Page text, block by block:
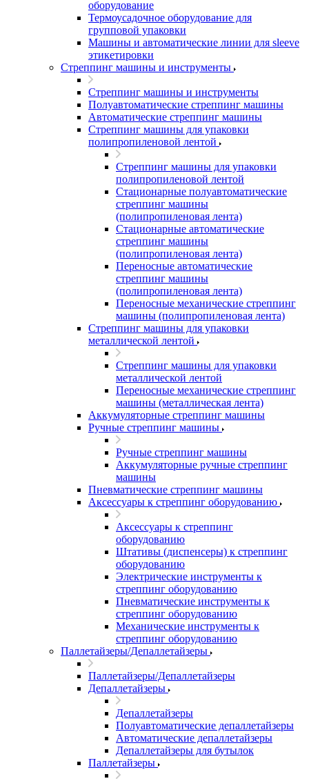
оборудование
Термоусадочное оборудование для
групповой упаковки
Машины и автоматические линии для sleeve
этикетировки
Стреппинг машины и инструменты
Стреппинг машины и инструменты
Полуавтоматические стреппинг машины
Автоматические стреппинг машины
Стреппинг машины для упаковки
полипропиленовой лентой
Стреппинг машины для упаковки
полипропиленовой лентой
Стационарные полуавтоматические
стреппинг машины
(полипропиленовая лента)
Стационарные автоматические
стреппинг машины
(полипропиленовая лента)
Переносные автоматические
стреппинг машины
(полипропиленовая лента)
Переносные механические стреппинг
машины (полипропиленовая лента)
Стреппинг машины для упаковки
металлической лентой
Стреппинг машины для упаковки
металлической лентой
Переносные механические стреппинг
машины (металлическая лента)
Аккумуляторные стреппинг машины
Ручные стреппинг машины
Ручные стреппинг машины
Аккумуляторные ручные стреппинг
машины
Пневматические стреппинг машины
Аксессуары к стреппинг оборудованию
Аксессуары к стреппинг
оборудованию
Штативы (диспенсеры) к стреппинг
оборудованию
Электрические инструменты к
стреппинг оборудованию
Пневматические инструменты к
стреппинг оборудованию
Механические инструменты к
стреппинг оборудованию
Паллетайзеры/Депаллетайзеры
Паллетайзеры/Депаллетайзеры
Депаллетайзеры
Депаллетайзеры
Полуавтоматические депаллетайзеры
Автоматические депаллетайзеры
Депаллетайзеры для бутылок
Паллетайзеры